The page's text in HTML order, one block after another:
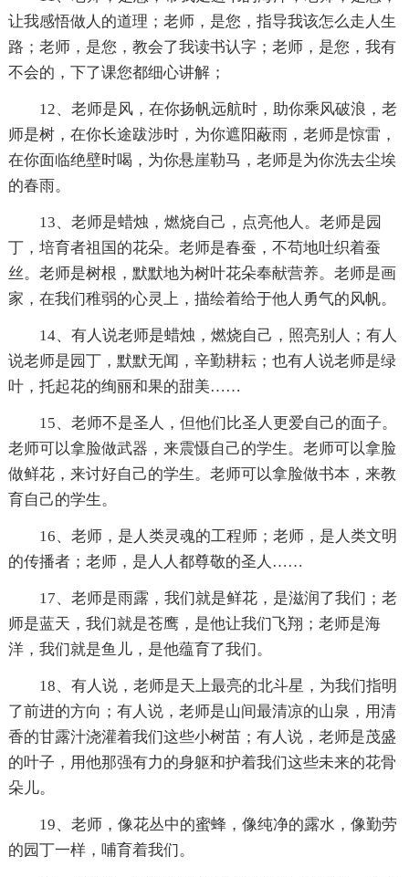
让我感悟做人的道理；老师，是您，指导我该怎么走人生
路；老师，是您，教会了我读书认字；老师，是您，我有
不会的，下了课您都细心讲解；
12、老师是风，在你扬帆远航时，助你乘风破浪，老
师是树，在你长途跋涉时，为你遮阳蔽雨，老师是惊雷，
在你面临绝壁时喝，为你悬崖勒马，老师是为你洗去尘埃
的春雨。
13、老师是蜡烛，燃烧自己，点亮他人。老师是园
丁，培育者祖国的花朵。老师是春蚕，不苟地吐织着蚕
丝。老师是树根，默默地为树叶花朵奉献营养。老师是画
家，在我们稚弱的心灵上，描绘着给于他人勇气的风帆。
14、有人说老师是蜡烛，燃烧自己，照亮别人；有人
说老师是园丁，默默无闻，辛勤耕耘；也有人说老师是绿
叶，托起花的绚丽和果的甜美……
15、老师不是圣人，但他们比圣人更爱自己的面子。
老师可以拿脸做武器，来震慑自己的学生。老师可以拿脸
做鲜花，来讨好自己的学生。老师可以拿脸做书本，来教
育自己的学生。
16、老师，是人类灵魂的工程师；老师，是人类文明
的传播者；老师，是人人都尊敬的圣人……
17、老师是雨露，我们就是鲜花，是滋润了我们；老
师是蓝天，我们就是苍鹰，是他让我们飞翔；老师是海
洋，我们就是鱼儿，是他蕴育了我们。
18、有人说，老师是天上最亮的北斗星，为我们指明
了前进的方向；有人说，老师是山间最清凉的山泉，用清
香的甘露汁浇灌着我们这些小树苗；有人说，老师是茂盛
的叶子，用他那强有力的身躯和护着我们这些未来的花骨
朵儿。
19、老师，像花丛中的蜜蜂，像纯净的露水，像勤劳
的园丁一样，哺育着我们。